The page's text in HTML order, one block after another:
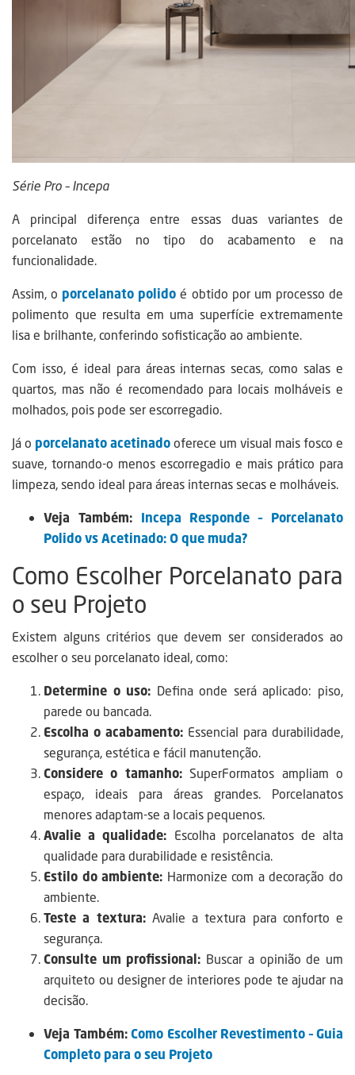
Série Pro – Incepa
A
principal diferença entre essas duas variantes de
porcelanato estão no tipo do acabamento e na
funcionalidade.
Assim, o porcelanato polido é obtido por um processo de
polimento que resulta em uma superfície extremamente
lisa e brilhante, conferindo sofisticação ao ambiente.
Com isso, é ideal para áreas internas secas, como salas e
quartos, mas não é recomendado para locais molháveis e
molhados, pois pode ser escorregadio.
Já o porcelanato acetinadooferece um visual mais fosco e
suave, tornando-o menos escorregadio e mais prático para
limpeza, sendo ideal para áreas internas secas e molháveis.
Veja Também: Incepa Responde – Porcelanato
Polido vs Acetinado: O que muda?
Como Escolher Porcelanato para
o seu Projeto
Existem alguns critérios que devem ser considerados ao
escolher o seu porcelanato ideal, como:
Determine o uso: Defina onde será aplicado: piso,
parede ou bancada.
Escolha o acabamento: Essencial para durabilidade,
segurança, estética e fácil manutenção.
Considere o tamanho:SuperFormatos ampliam o
espaço, ideais para áreas grandes. Porcelanatos
menores adaptam-se a locais pequenos.
Avalie a qualidade: Escolha porcelanatos de alta
qualidade para durabilidade e resistência.
Estilo do ambiente: Harmonize com a decoração do
ambiente.
Teste a textura:Avalie a textura para conforto e
segurança.
Consulte um profissional: Buscar a opinião de um
arquiteto ou designer de interiores pode te ajudar na
decisão.
Veja Também:Como Escolher Revestimento – Guia
Completo para o seu Projeto